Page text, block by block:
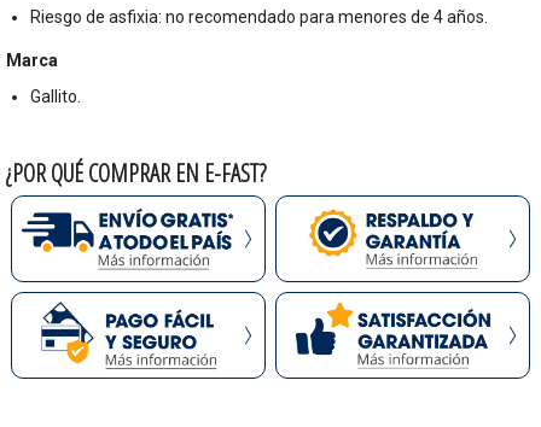
Riesgo de asfixia: no recomendado para menores de 4 años.
Marca
Gallito.
¿POR QUÉ COMPRAR EN E-FAST?